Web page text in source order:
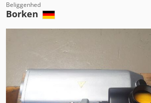
Beliggenhed
Borken